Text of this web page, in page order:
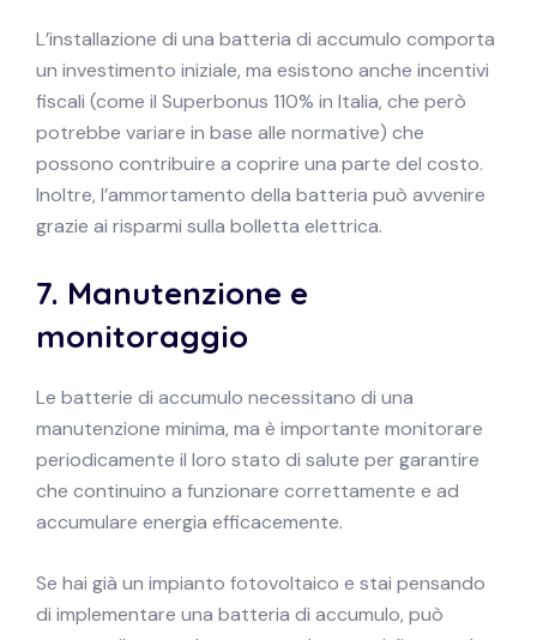
L’installazione di una batteria di accumulo comporta
un investimento iniziale, ma esistono anche incentivi
fiscali (come il Superbonus 110% in Italia, che però
potrebbe variare in base alle normative) che
possono contribuire a coprire una parte del costo.
Inoltre, l’ammortamento della batteria può avvenire
grazie ai risparmi sulla bolletta elettrica.
7. Manutenzione e
monitoraggio
Le batterie di accumulo necessitano di una
manutenzione minima, ma è importante monitorare
periodicamente il loro stato di salute per garantire
che continuino a funzionare correttamente e ad
accumulare energia efficacemente.
Se hai già un impianto fotovoltaico e stai pensando
di implementare una batteria di accumulo, può